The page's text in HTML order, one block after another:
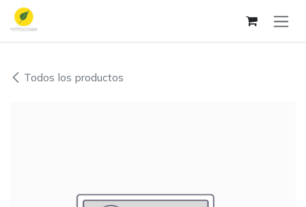
Ir al contenido
Todos los productos